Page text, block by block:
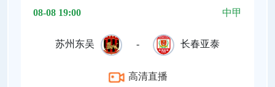
08-08 19:00 中甲
苏州东吴 - 长春亚泰
高清直播